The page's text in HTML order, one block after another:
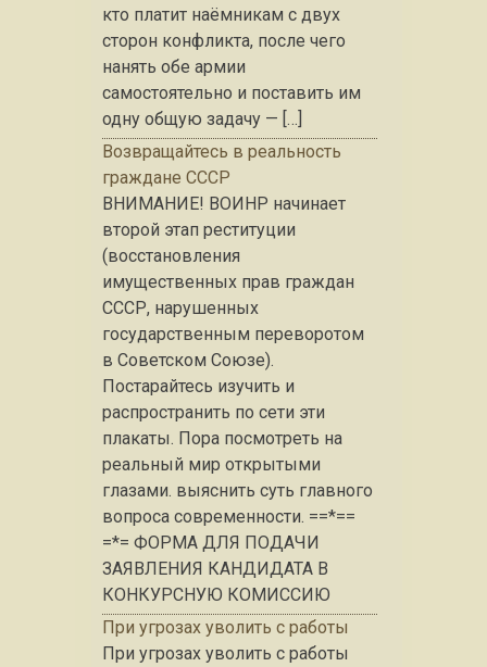
кто платит наёмникам с двух
сторон конфликта, после чего
нанять обе армии
самостоятельно и поставить им
одну общую задачу — […]
Возвращайтесь в реальность
граждане СССР
ВНИМАНИЕ! ВОИНР начинает
второй этап реституции
(восстановления
имущественных прав граждан
СССР, нарушенных
государственным переворотом
в Советском Союзе).
Постарайтесь изучить и
распространить по сети эти
плакаты. Пора посмотреть на
реальный мир открытыми
глазами. выяснить суть главного
вопроса современности. ==*==
=*= ФОРМА ДЛЯ ПОДАЧИ
ЗАЯВЛЕНИЯ КАНДИДАТА В
КОНКУРСНУЮ КОМИССИЮ
При угрозах уволить с работы
При угрозах уволить с работы